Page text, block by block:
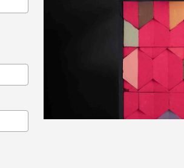
Inspiration
SIDE TABLE
Sloan